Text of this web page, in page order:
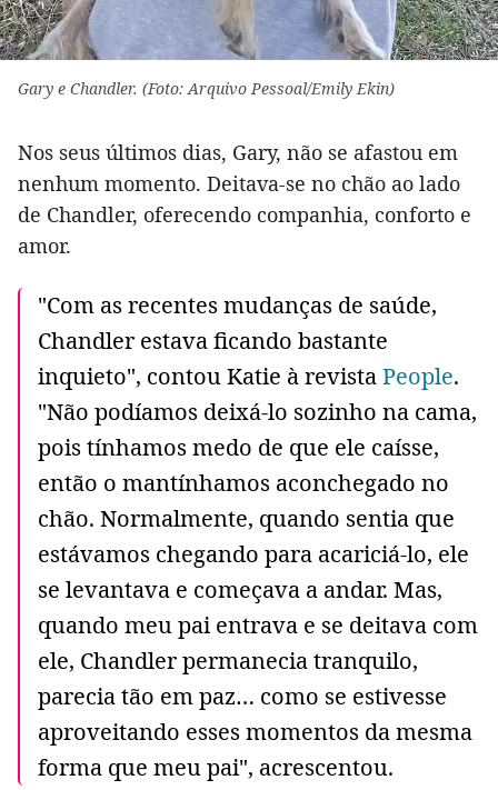
Gary e Chandler. (Foto: Arquivo Pessoal/Emily Ekin)
Nos seus últimos dias, Gary, não se afastou em
nenhum momento. Deitava-se no chão ao lado
de Chandler, oferecendo companhia, conforto e
amor.
"Com as recentes mudanças de saúde,
Chandler estava ficando bastante
inquieto", contou Katie à revistaPeople.
"Não podíamos deixá-lo sozinho na cama,
pois tínhamos medo de que ele caísse,
então o mantínhamos aconchegado no
chão. Normalmente, quando sentia que
estávamos chegando para acariciá-lo, ele
se levantava e começava a andar. Mas,
quando meu pai entrava e se deitava com
ele, Chandler permanecia tranquilo,
parecia tão em paz… como se estivesse
aproveitando esses momentos da mesma
forma que meu pai", acrescentou.